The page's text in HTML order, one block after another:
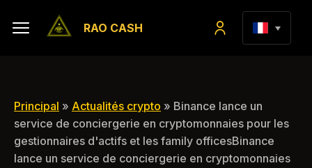
RAO CASH
Principal » Actualités crypto » Binance lance un
service de conciergerie en cryptomonnaies pour les
gestionnaires d'actifs et les family officesBinance
lance un service de conciergerie en cryptomonnaies